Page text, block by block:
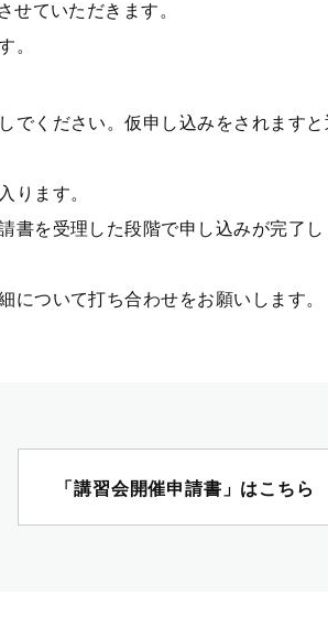
せていただきます。
。
ください。仮申し込みをされます
ります。
を受理した段階で申し込みが完了
ついて打ち合わせをお願いします。
「講習会開催申請書」はこちら